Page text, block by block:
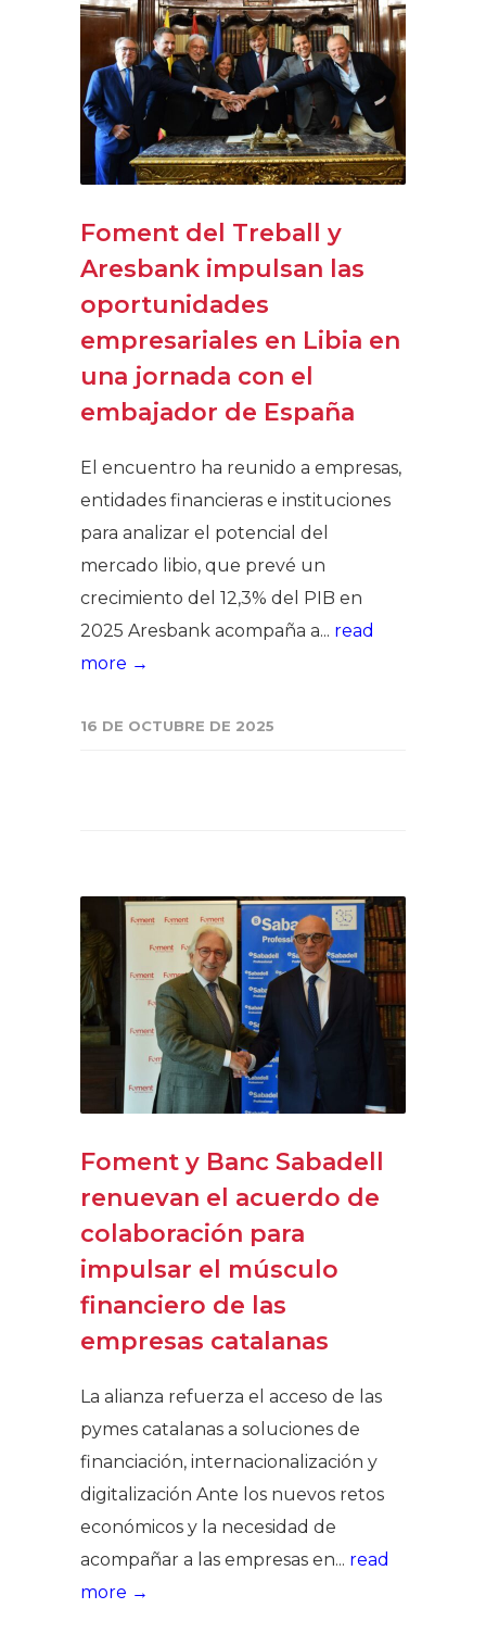
Foment del Treball y
Aresbank impulsan las
oportunidades
empresariales en Libia en
una jornada con el
embajador de España
El encuentro ha reunido a empresas,
entidades financieras e instituciones
para analizar el potencial del
mercado libio, que prevé un
crecimiento del 12,3% del PIB en
2025 Aresbank acompaña a... read
more →
16 DE OCTUBRE DE 2025
Foment y Banc Sabadell
renuevan el acuerdo de
colaboración para
impulsar el músculo
financiero de las
empresas catalanas
La alianza refuerza el acceso de las
pymes catalanas a soluciones de
financiación, internacionalización y
digitalización Ante los nuevos retos
económicos y la necesidad de
acompañar a las empresas en... read
more →